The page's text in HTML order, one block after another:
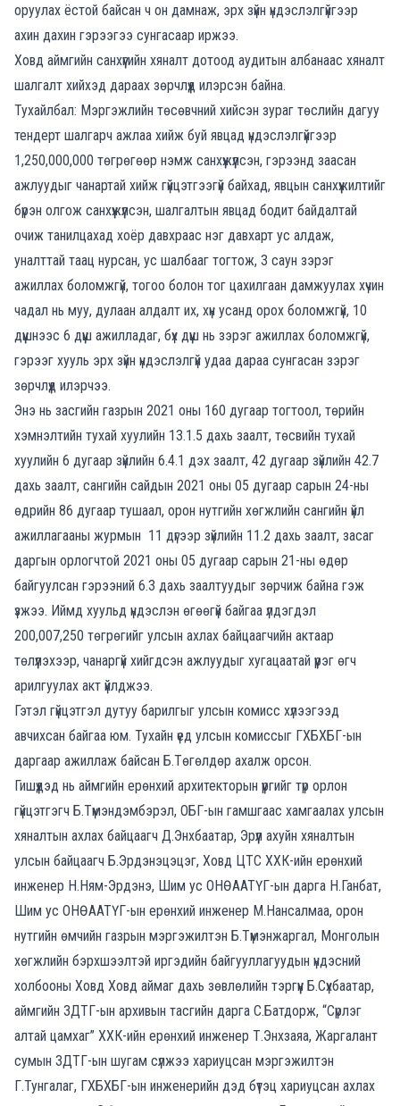
оруулах ёстой байсан ч он дамнаж, эрх зүйн үндэслэлгүйгээр
ахин дахин гэрээгээ сунгасаар иржээ.
Ховд аймгийн санхүүгийн хяналт дотоод аудитын албанаас хяналт
шалгалт хийхэд дараах зөрчлүүд илэрсэн байна.
Тухайлбал: Мэргэжлийн төсөвчний хийсэн зураг төслийн дагуу
тендерт шалгарч ажлаа хийж буй явцад үндэслэлгүйгээр
1,250,000,000 төгрөгөөр нэмж санхүүжүүлсэн, гэрээнд заасан
ажлуудыг чанартай хийж гүйцэтгээгүй байхад, явцын санхүүжилтийг
бүрэн олгож санхүүжүүлсэн, шалгалтын явцад бодит байдалтай
очиж танилцахад хоёр давхраас нэг давхарт ус алдаж,
уналттай таац нурсан, ус шалбааг тогтож, 3 саун зэрэг
ажиллах боломжгүй, тогоо болон тог цахилгаан дамжуулах хүчин
чадал нь муу, дулаан алдалт их, хүн усанд орох боломжгүй, 10
дүүшнээс 6 дүүш ажилладаг, бүх дүүш нь зэрэг ажиллах боломжгүй,
гэрээг хууль эрх зүйн үндэслэлгүй удаа дараа сунгасан зэрэг
зөрчлүүд илэрчээ.
Энэ нь засгийн газрын 2021 оны 160 дугаар тогтоол, төрийн
хэмнэлтийн тухай хуулийн 13.1.5 дахь заалт, төсвийн тухай
хуулийн 6 дугаар зүйлийн 6.4.1 дэх заалт, 42 дугаар зүйлийн 42.7
дахь заалт, сангийн сайдын 2021 оны 05 дугаар сарын 24-ны
өдрийн 86 дугаар тушаал, орон нутгийн хөгжлийн сангийн үйл
ажиллагааны журмын 11 дүгээр зүйлийн 11.2 дахь заалт, засаг
даргын орлогчтой 2021 оны 05 дугаар сарын 21-ны өдөр
байгуулсан гэрээний 6.3 дахь заалтуудыг зөрчиж байна гэж
үзжээ. Иймд хуульд үндэслэн өгөөгүй байгаа үлдэгдэл
200,007,250 төгрөгийг улсын ахлах байцаагчийн актаар
төлүүлэхээр, чанаргүй хийгдсэн ажлуудыг хугацаатай үүрэг өгч
арилгуулах акт үйлджээ.
Гэтэл гүйцэтгэл дутуу барилгыг улсын комисс хүлээгээд
авчихсан байгаа юм. Тухайн үед улсын комиссыг ГХБХБГ-ын
даргаар ажиллаж байсан Б.Төгөлдөр ахалж орсон.
Гишүүдэд нь аймгийн ерөнхий архитекторын үүргийг түр орлон
гүйцэтгэгч Б.Түмэндэмбэрэл, ОБГ-ын гамшгаас хамгаалах улсын
хяналтын ахлах байцаагч Д.Энхбаатар, Эрүүл ахуйн хяналтын
улсын байцаагч Б.Эрдэнэцэцэг, Ховд ЦТС ХХК-ийн ерөнхий
инженер Н.Ням-Эрдэнэ, Шим ус ОНӨААТҮГ-ын дарга Н.Ганбат,
Шим ус ОНӨААТҮГ-ын ерөнхий инженер М.Нансалмаа, орон
нутгийн өмчийн газрын мэргэжилтэн Б.Түмэнжаргал, Монголын
хөгжлийн бэрхшээлтэй иргэдийн байгууллагуудын үндэсний
холбооны Ховд Ховд аймаг дахь зөвлөлийн тэргүүн Б.Сүхбаатар,
аймгийн ЗДТГ-ын архивын тасгийн дарга С.Батдорж, “Сүрлэг
алтай цамхаг” ХХК-ийн ерөнхий инженер Т.Энхзаяа, Жаргалант
сумын ЗДТГ-ын шугам сүлжээ хариуцсан мэргэжилтэн
Г.Тунгалаг, ГХБХБГ-ын инженерийн дэд бүтэц хариуцсан ахлах